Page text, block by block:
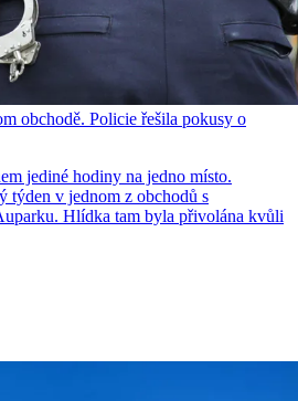
obchodě. Policie řešila pokusy o
jediné hodiny na jedno místo.
týden v jednom z obchodů s
Hlídka tam byla přivolána kvůli